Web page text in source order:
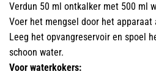
Verdun 50 ml ontkalker met 500 ml
Voer het mengsel door het
Leeg het opvangreservoir en spoel
schoon water.
Voor waterkokers: